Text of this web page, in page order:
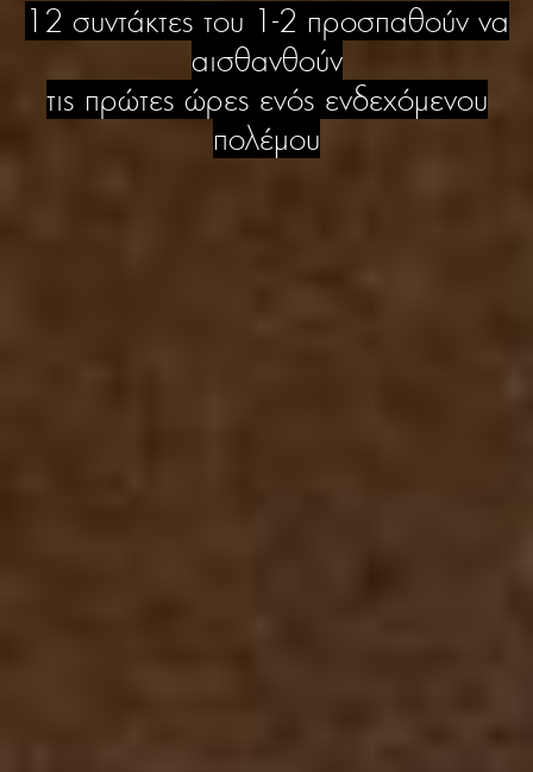
12 συντάκτες του 1-2 προσπαθούν να
αισθανθούν
τις πρώτες ώρες ενός ενδεχόμενου
πολέμου